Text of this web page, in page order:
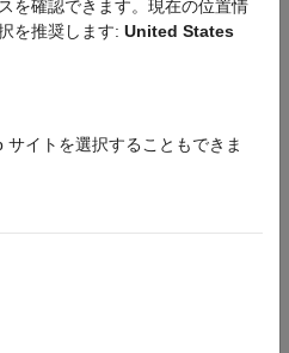
の呼び出し
ースケースを紹介していますが、
りません。
Python ワークフローに直接統
を確認できます。現在の位置情
を推奨します: United States
イトを選択することもできま